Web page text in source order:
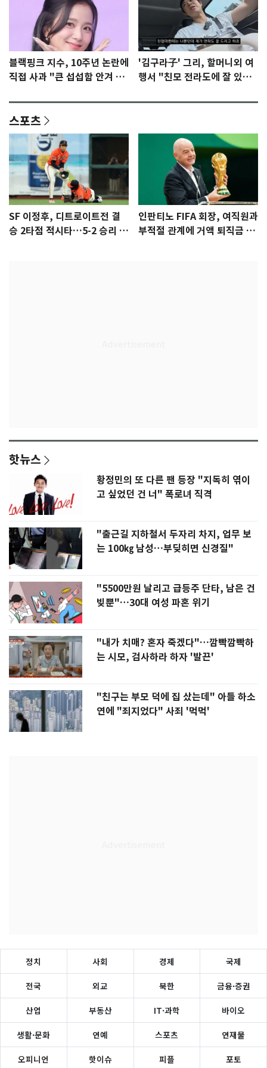
블랙핑크 지수, 10주년 논란에
직접 사과 "큰 섭섭함 안겨 미
'김구라子' 그리, 할머니외 여
행서 "친모 전라도에 잘 있
스포츠
SF 이정후, 디트로이트전 결
승 2타점 적시타…5-2 승리 견
인판티노 FIFA 회장, 여직원과
부적절 관계에 거액 퇴직금 지
핫뉴스
황정민의 또 다른 팬 등장 "지독히 엮이
고 싶었던 건 너" 폭로녀 직격
"출근길 지하철서 두자리 차지, 업무 보
는 100㎏ 남성…부딪히면 신경질"
"5500만원 날리고 급등주 단타, 남은 건
빚뿐"…30대 여성 파혼 위기
"내가 치매? 혼자 죽겠다"…깜빡깜빡하
는 시모, 검사하라 하자 '발끈'
"친구는 부모 덕에 집 샀는데" 아들 하소
연에 "죄지었다" 사죄 '먹먹'
정치 사회 경제 국제
전국 외교 북한 금융·증권
산업 부동산 IT·과학 바이오
생활·문화 연예 스포츠 연재물
오피니언 핫이슈 피플 포토